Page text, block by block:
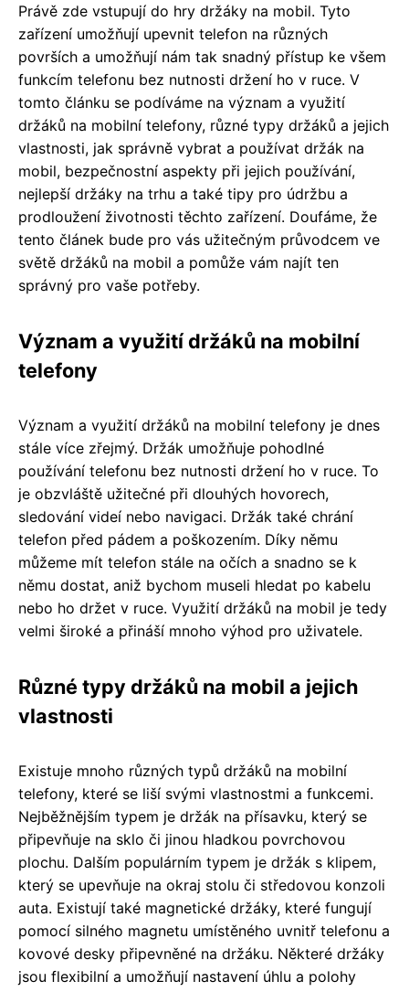
Právě zde vstupují do hry držáky na mobil. Tyto
zařízení umožňují upevnit telefon na různých
površích a umožňují nám tak snadný přístup ke všem
funkcím telefonu bez nutnosti držení ho v ruce. V
tomto článku se podíváme na význam a využití
držáků na mobilní telefony, různé typy držáků a jejich
vlastnosti, jak správně vybrat a používat držák na
mobil, bezpečnostní aspekty při jejich používání,
nejlepší držáky na trhu a také tipy pro údržbu a
prodloužení životnosti těchto zařízení. Doufáme, že
tento článek bude pro vás užitečným průvodcem ve
světě držáků na mobil a pomůže vám najít ten
správný pro vaše potřeby.
Význam a využití držáků na mobilní
telefony
Význam a využití držáků na mobilní telefony je dnes
stále více zřejmý. Držák umožňuje pohodlné
používání telefonu bez nutnosti držení ho v ruce. To
je obzvláště užitečné při dlouhých hovorech,
sledování videí nebo navigaci. Držák také chrání
telefon před pádem a poškozením. Díky němu
můžeme mít telefon stále na očích a snadno se k
němu dostat, aniž bychom museli hledat po kabelu
nebo ho držet v ruce. Využití držáků na mobil je tedy
velmi široké a přináší mnoho výhod pro uživatele.
Různé typy držáků na mobil a jejich
vlastnosti
Existuje mnoho různých typů držáků na mobilní
telefony, které se liší svými vlastnostmi a funkcemi.
Nejběžnějším typem je držák na přísavku, který se
připevňuje na sklo či jinou hladkou povrchovou
plochu. Dalším populárním typem je držák s klipem,
který se upevňuje na okraj stolu či středovou konzoli
auta. Existují také magnetické držáky, které fungují
pomocí silného magnetu umístěného uvnitř telefonu a
kovové desky připevněné na držáku. Některé držáky
jsou flexibilní a umožňují nastavení úhlu a polohy